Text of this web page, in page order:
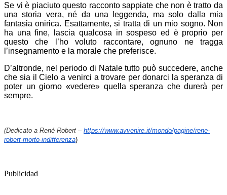
Se vi è piaciuto questo racconto sappiate che non è tratto da
una storia vera, né da una leggenda, ma solo dalla mia
fantasia onirica. Esattamente, si tratta di un mio sogno. Non
ha una fine, lascia qualcosa in sospeso ed è proprio per
questo che l’ho voluto raccontare, ognuno ne tragga
l’insegnamento e la morale che preferisce.
D’altronde, nel periodo di Natale tutto può succedere, anche
che sia il Cielo a venirci a trovare per donarci la speranza di
poter un giorno «vedere» quella speranza che durerà per
sempre.
(Dedicato a René Robert – https://www.avvenire.it/mondo/pagine/rene-
robert-morto-indifferenza)
Publicidad